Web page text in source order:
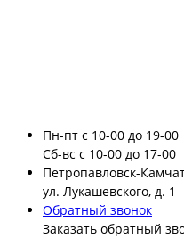
Пн-пт с 10-00 до 19-00
Сб-вс с 10-00 до 17-00
Петропавловск-
ул. Лукашевского, д. 1
Обратный звонок
Заказать обратный